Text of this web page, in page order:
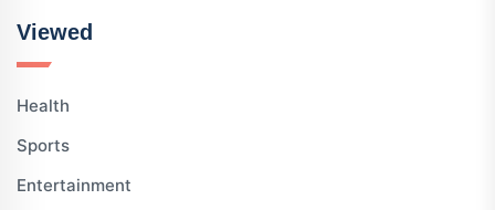
Viewed
Health
Sports
Entertainment